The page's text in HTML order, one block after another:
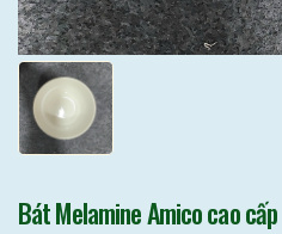
Bát Melamine Amico cao cấp